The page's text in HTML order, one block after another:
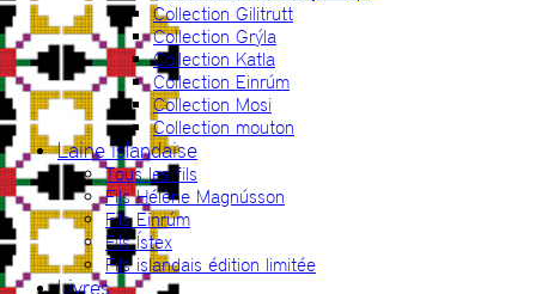
Collection Gilitrutt
Collection Grýla
Collection Katla
Collection Einrúm
Collection Mosi
Collection mouton
Laine islandaise
Tous les fils
Fils Hélène Magnússon
Fils Einrúm
Fils Ístex
Fils islandais édition limitée
Livres